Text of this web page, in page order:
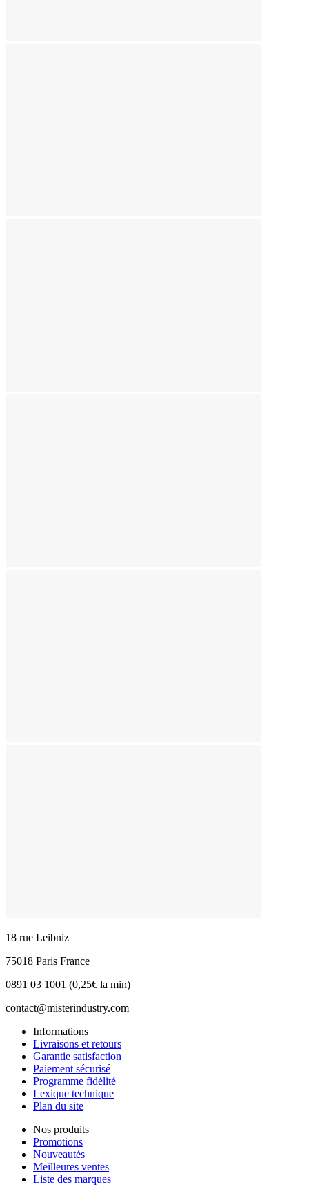
18 rue Leibniz
75018 Paris France
0891 03 1001 (0,25€ la min)
contact@misterindustry.com
Informations
Livraisons et retours
Garantie satisfaction
Paiement sécurisé
Programme fidélité
Lexique technique
Plan du site
Nos produits
Promotions
Nouveautés
Meilleures ventes
Liste des marques